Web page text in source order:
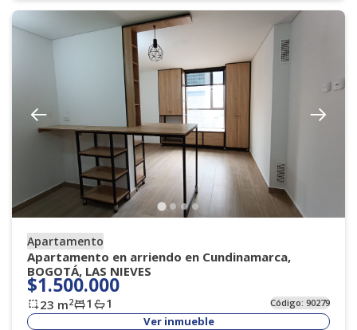
Apartamento
Apartamento en arriendo en Cundinamarca,
BOGOTÁ, LAS NIEVES
$1.500.000
23 m2 1 1 Código:90279
Ver inmueble